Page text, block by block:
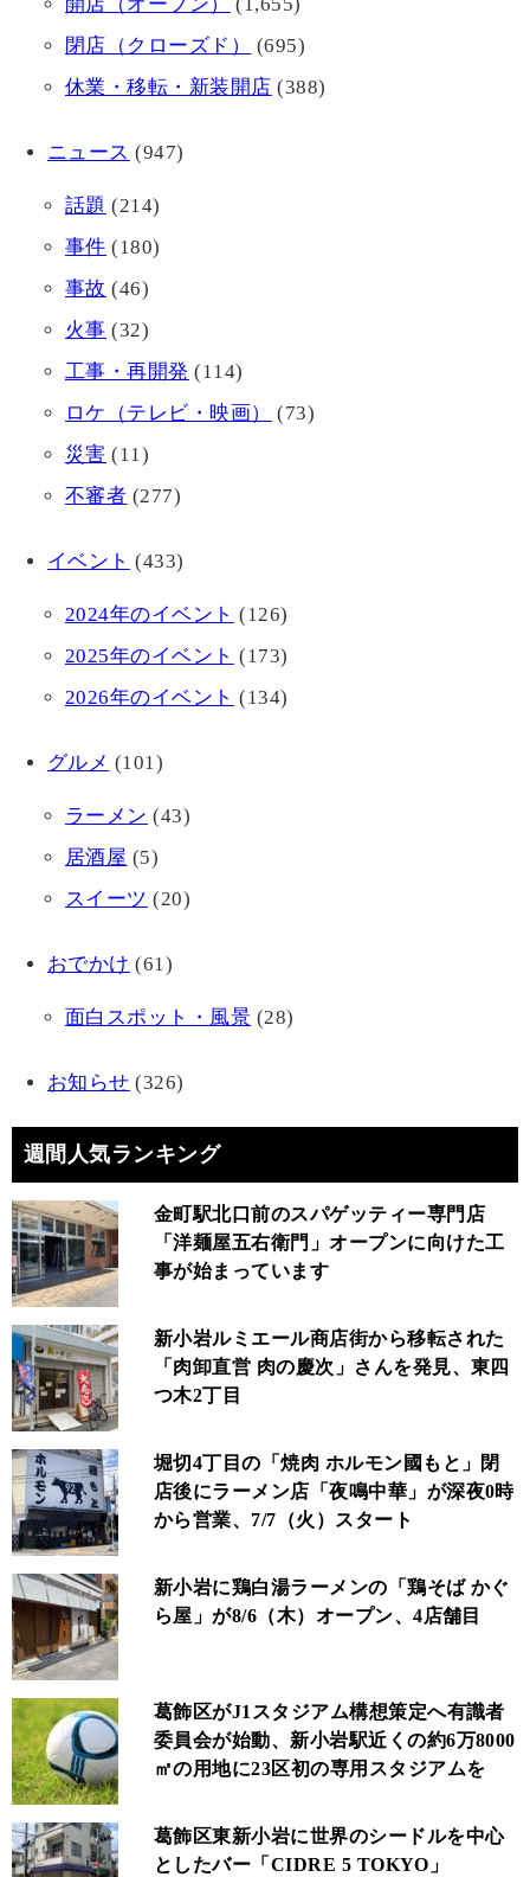
閉店（クローズド）
(695)
休業・移転・新装開店 (388)
ニュース (947)
話題 (214)
事件 (180)
事故 (46)
火事 (32)
工事・再開発 (114)
ロケ（テレビ・映画）
(73)
災害 (11)
不審者 (277)
イベント (433)
2024年のイベント (126)
2025年のイベント (173)
2026年のイベント (134)
グルメ (101)
ラーメン (43)
居酒屋 (5)
スイーツ (20)
おでかけ (61)
面白スポット・風景 (28)
お知らせ (326)
週間人気ランキング
金町駅北口前のスパゲッティー専門店
「洋麺屋五右衛門」オープンに向けた工
事が始まっています
新小岩ルミエール商店街から移転された
「肉卸直営 肉の慶次」さんを発見、東四
つ木2丁目
堀切4丁目の「焼肉 ホルモン國もと」閉
店後にラーメン店「夜鳴中華」が深夜0時
から営業、7/7（火）スタート
新小岩に鶏白湯ラーメンの「鶏そば かぐ
ら屋」が8/6（木）オープン、4店舗目
葛飾区がJ1スタジアム構想策定へ有識者
委員会が始動、新小岩駅近くの約6万8000
㎡の用地に23区初の専用スタジアムを
葛飾区東新小岩に世界のシードルを中心
としたバー「CIDRE 5 TOKYO」